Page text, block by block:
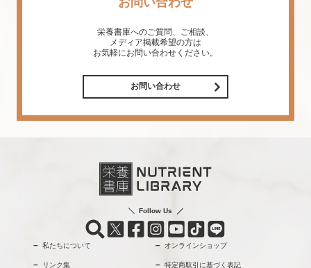
栄養書庫へのご質問、ご相談、
メディア掲載希望の方は
お気軽にお問い合わせください。
お問い合わせ
Follow Us
私たちについて オンラインショップ
リンク集 特定商取引に基づく表記